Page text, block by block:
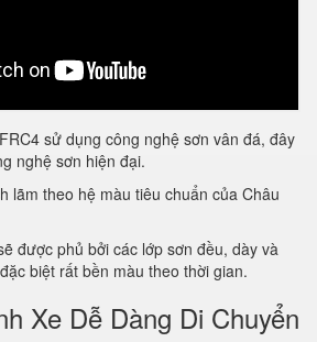
FRC4 sử dụng công nghệ sơn vân đá, đây
nghệ sơn hiện đại.
lãm theo hệ màu tiêu chuẩn của Châu
được phủ bởi các lớp sơn đều, dày và
biệt rất bền màu theo thời gian.
Xe Dễ Dàng Di Chuyển